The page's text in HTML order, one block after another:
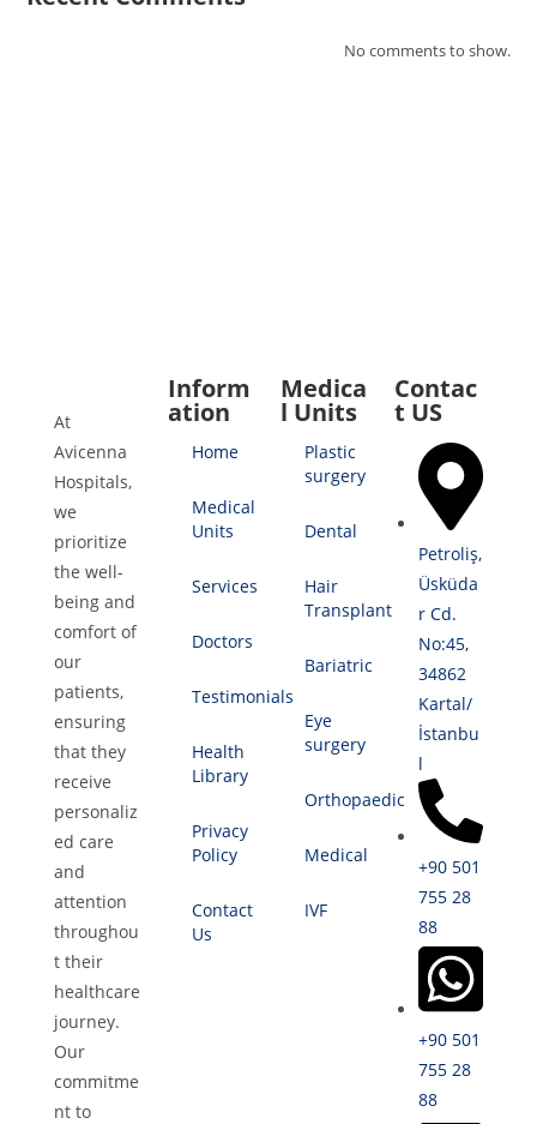
No comments to show.
At
Avicenna
Hospitals,
we
prioritize
the well-
being and
comfort of
our
patients,
ensuring
that they
receive
personaliz
ed care
and
attention
throughou
t their
healthcare
journey.
Our
commitme
nt to
Inform
ation
Home
Medical
Units
Services
Doctors
Testimonials
Health
Library
Privacy
Policy
Contact
Us
Medica
l Units
Plastic
surgery
Dental
Hair
Transplant
Bariatric
Eye
surgery
Orthopaedic
Medical
IVF
Contac
t US
Petroliş,
Üsküda
r Cd.
No:45,
34862
Kartal/
İstanbu
l
+90 501
755 28
88
+90 501
755 28
88